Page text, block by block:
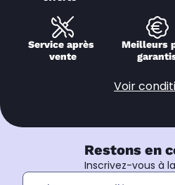
Service après
vente
Meilleurs
Voir
Restons en
Inscrivez-vous à